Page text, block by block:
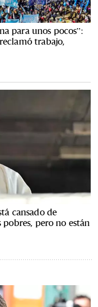
para unos pocos”:
trabajo,
cansado de
pero no están